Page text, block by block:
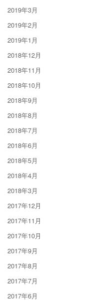
2019年3月
2019年2月
2019年1月
2018年12月
2018年11月
2018年10月
2018年9月
2018年8月
2018年7月
2018年6月
2018年5月
2018年4月
2018年3月
2017年12月
2017年11月
2017年10月
2017年9月
2017年8月
2017年7月
2017年6月